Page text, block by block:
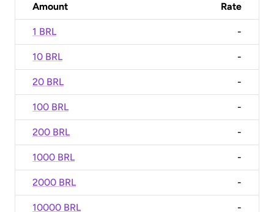
Amount Rate
1 BRL -
10 BRL -
20 BRL -
100 BRL -
200 BRL -
1000 BRL -
2000 BRL -
10000 BRL -